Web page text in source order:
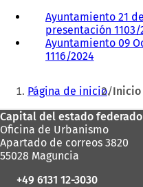
Ayuntamiento 21
presentación 1103/
Ayuntamiento 09
1116/2024
a
b
r
e
e
u
Estás
aquí:
Página de inicio
Zona
de
los
pies
Capital del estado
Oficina de Urbanismo
Apartado de correos 3820
55028 Maguncia
+49 6131 12-3030